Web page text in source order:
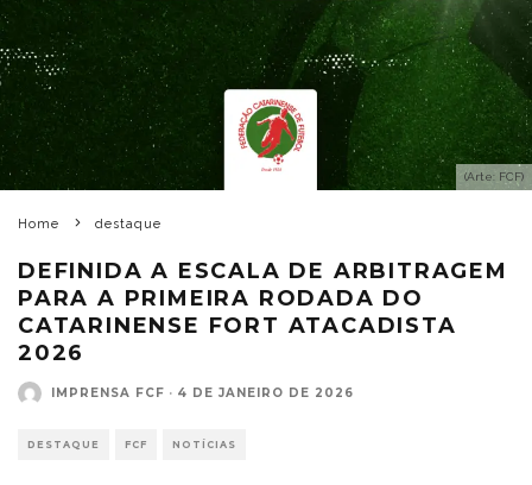
(Arte: FCF)
Home destaque
DEFINIDA A ESCALA DE ARBITRAGEM
PARA A PRIMEIRA RODADA DO
CATARINENSE FORT ATACADISTA
2026
IMPRENSA FCF · 4 DE JANEIRO DE 2026
DESTAQUE FCF NOTÍCIAS